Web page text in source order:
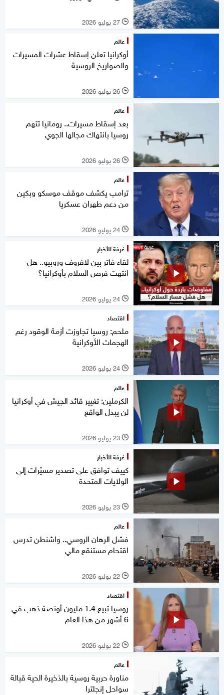
l 27 يوليو 2026
عالم
أوكرانيا تعلن إسقاط عشرات المسيرات
والصواريخ الروسية
l 26 يوليو 2026
عالم
بعد إسقاط مسيرات.. رومانيا تتهم
روسيا بانتهاك مجالها الجوي
l 26 يوليو 2026
عالم
ترامب يكشف موقف موسكو وبكين
من دعم طهران عسكريا
l 24 يوليو 2026
غرفة الأخبار
لقاء فاتر بين لافروف وروبيو.. هل
انتهت فرص السلام بأوكرانيا؟
l 24 يوليو 2026
اقتصاد
ملحم: روسيا تجاوزت أزمة الوقود رغم
الهجمات الأوكرانية
l 24 يوليو 2026
عالم
الكرملين: تغيير قائد الجيش في أوكرانيا
لن يبدل الواقع
l 23 يوليو 2026
غرفة الأخبار
كييف توافق على تصدير مسيّرات إلى
الولايات المتحدة
l 23 يوليو 2026
عالم
فشل الرهان الروسي.. واشنطن تدرس
اقتحام مستنقع مالي
l 22 يوليو 2026
اقتصاد
روسيا تبيع 1.4 مليون أونصة ذهب في
6 أشهر من هذا العام
l 22 يوليو 2026
عالم
مناورة حربية روسية بالذخيرة الحية قبالة
سواحل إنجلترا